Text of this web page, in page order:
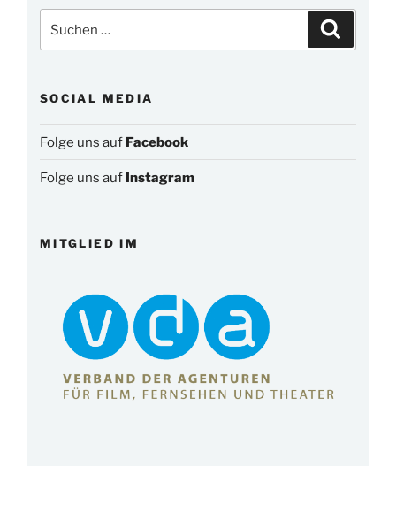
nach:
SOCIAL MEDIA
Folge uns auf Facebook
Folge uns auf Instagram
MITGLIED IM